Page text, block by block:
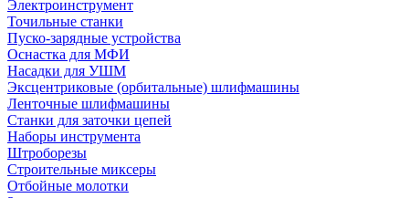
Электроинструмент
Точильные станки
Пуско-зарядные устройства
Оснастка для МФИ
Насадки для УШМ
Эксцентриковые (орбитальные) шлифмашины
Ленточные шлифмашины
Станки для заточки цепей
Наборы инструмента
Штроборезы
Строительные миксеры
Отбойные молотки